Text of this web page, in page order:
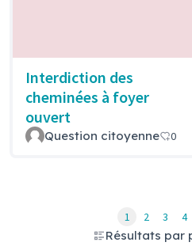
Interdiction des
cheminées à foyer
ouvert
Question citoyenne 0
Résultats par
1 2 3 4